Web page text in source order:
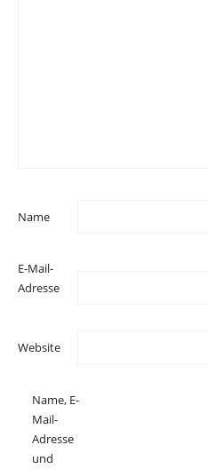
Name
E-Mail-
Adresse
Website
Name, E-
Mail-
Adresse
und